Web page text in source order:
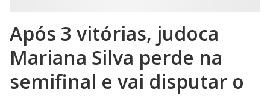
Após 3 vitórias, judoca
Mariana Silva perde na
semifinal e vai disputar o